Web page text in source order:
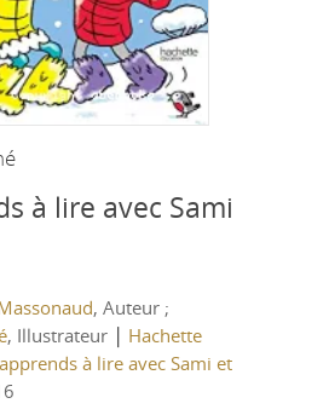
à lire avec Sami
, Auteur ;
, Illustrateur | Hachette
à lire avec Sami et